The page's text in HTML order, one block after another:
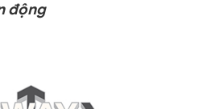
động